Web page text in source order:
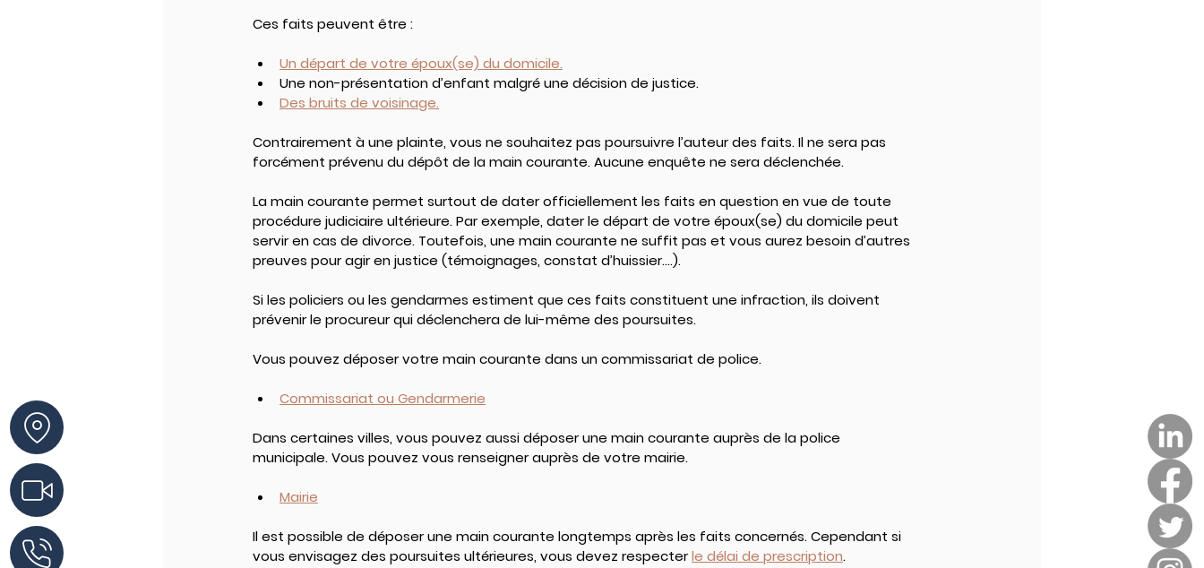
Ces faits peuvent être :
Un départ de votre époux(se) du domicile.
Une non-présentation d’enfant malgré une décision de justice.
Des bruits de voisinage.
Contrairement à une plainte, vous ne souhaitez pas poursuivre l’auteur des faits. Il ne sera pas
forcément prévenu du dépôt de la main courante. Aucune enquête ne sera déclenchée.
La main courante permet surtout de dater officiellement les faits en question en vue de toute
procédure judiciaire ultérieure. Par exemple, dater le départ de votre époux(se) du domicile peut
servir en cas de divorce. Toutefois, une main courante ne suffit pas et vous aurez besoin d’autres
preuves pour agir en justice (témoignages, constat d’huissier....).
Si les policiers ou les gendarmes estiment que ces faits constituent une infraction, ils doivent
prévenir le procureur qui déclenchera de lui-même des poursuites.
Vous pouvez déposer votre main courante dans un commissariat de police.
Commissariat ou Gendarmerie
Dans certaines villes, vous pouvez aussi déposer une main courante auprès de la police
municipale. Vous pouvez vous renseigner auprès de votre mairie.
Mairie
Il est possible de déposer une main courante longtemps après les faits concernés. Cependant si
vous envisagez des poursuites ultérieures, vous devez respecter le délai de prescription.